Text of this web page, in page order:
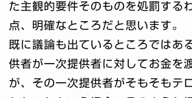
た主観的要件そのものを処罰する
点、明確なところだと思います。
既に議論も出ているところではあ
供者が一次提供者に対してお金を
が、その一次提供者がそもそもテ